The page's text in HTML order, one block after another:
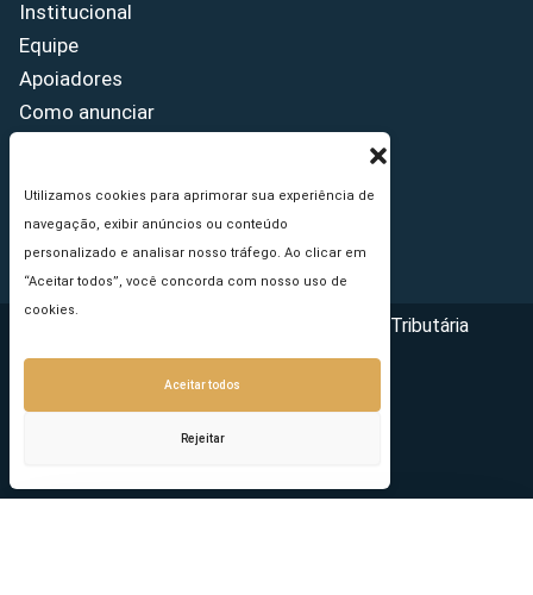
Utilizamos cookies para aprimorar sua experiência de
navegação, exibir anúncios ou conteúdo
personalizado e analisar nosso tráfego. Ao clicar em
“Aceitar todos”, você concorda com nosso uso de
cookies.
Aceitar todos
Rejeitar
Institucional
Equipe
Apoiadores
Como anunciar
Princípios Editoriais
Copyright © 2026 - Portal da Reforma Tributária